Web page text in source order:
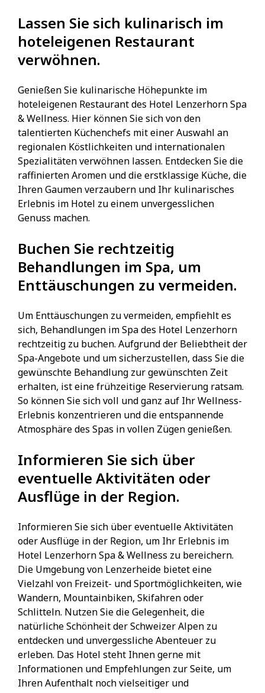
Lassen Sie sich kulinarisch im
hoteleigenen Restaurant
verwöhnen.
Genießen Sie kulinarische Höhepunkte im
hoteleigenen Restaurant des Hotel Lenzerhorn Spa
& Wellness. Hier können Sie sich von den
talentierten Küchenchefs mit einer Auswahl an
regionalen Köstlichkeiten und internationalen
Spezialitäten verwöhnen lassen. Entdecken Sie die
raffinierten Aromen und die erstklassige Küche, die
Ihren Gaumen verzaubern und Ihr kulinarisches
Erlebnis im Hotel zu einem unvergesslichen
Genuss machen.
Buchen Sie rechtzeitig
Behandlungen im Spa, um
Enttäuschungen zu vermeiden.
Um Enttäuschungen zu vermeiden, empfiehlt es
sich, Behandlungen im Spa des Hotel Lenzerhorn
rechtzeitig zu buchen. Aufgrund der Beliebtheit der
Spa-Angebote und um sicherzustellen, dass Sie die
gewünschte Behandlung zur gewünschten Zeit
erhalten, ist eine frühzeitige Reservierung ratsam.
So können Sie sich voll und ganz auf Ihr Wellness-
Erlebnis konzentrieren und die entspannende
Atmosphäre des Spas in vollen Zügen genießen.
Informieren Sie sich über
eventuelle Aktivitäten oder
Ausflüge in der Region.
Informieren Sie sich über eventuelle Aktivitäten
oder Ausflüge in der Region, um Ihr Erlebnis im
Hotel Lenzerhorn Spa & Wellness zu bereichern.
Die Umgebung von Lenzerheide bietet eine
Vielzahl von Freizeit- und Sportmöglichkeiten, wie
Wandern, Mountainbiken, Skifahren oder
Schlitteln. Nutzen Sie die Gelegenheit, die
natürliche Schönheit der Schweizer Alpen zu
entdecken und unvergessliche Abenteuer zu
erleben. Das Hotel steht Ihnen gerne mit
Informationen und Empfehlungen zur Seite, um
Ihren Aufenthalt noch vielseitiger und